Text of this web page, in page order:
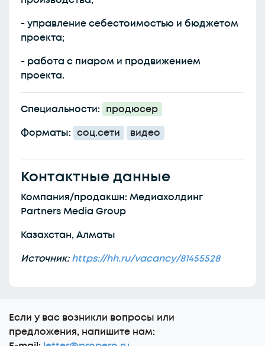
- управление себестоимостью и бюджетом
проекта;
- работа с пиаром и продвижением
проекта.
Специальности: продюсер
Форматы: соц.сети видео
Контактные данные
Компания/продакшн: Медиахолдинг
Partners Media Group
Казахстан, Алматы
Источник:https://hh.ru/vacancy/81455528
Еcли у вас возникли вопросы или
предложения, напишите нам: